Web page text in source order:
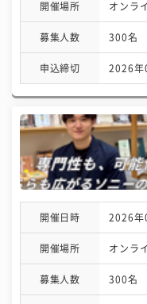
開催場所 オンラ
募集人数 300名
申込締切 2026年
開催日時 2026年
開催場所 オンラ
募集人数 300名